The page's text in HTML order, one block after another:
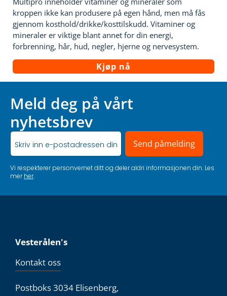
kroppen ikke kan produsere på egen hånd, men må fås
gjennom kosthold/drikke/kosttilskudd. Vitaminer og
mineraler er viktige blant annet for din energi,
forbrenning, hår, hud, negler, hjerne og nervesystem.
Kjøp nå
Meld deg på vårt
nyhetsbrev
Send påmelding
Vi respekterer personvernet ditt og deler aldri informasjonen din. Les
merher.
Vesterålen's
Kontakt oss
Postboks 3034 Elisenberg,